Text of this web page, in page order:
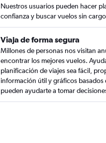
Nuestros usuarios pueden hacer
confianza y buscar vuelos sin
Viaja de forma segura
Millones de personas nos visitan
encontrar los mejores vuelos.
planificación de viajes sea fácil,
información útil y gráficos basados
pueden ayudarte a tomar